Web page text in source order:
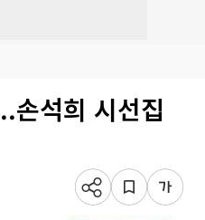
손석희 시선집